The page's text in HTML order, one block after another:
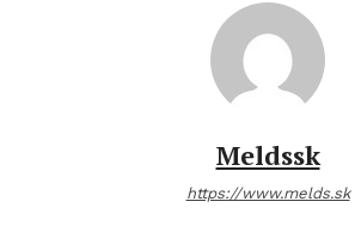
Meldssk
https://www.melds.sk